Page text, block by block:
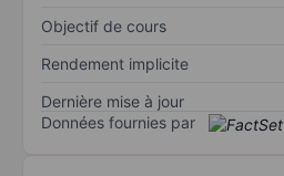
Objectif de cours
Rendement implicite
Dernière mise à jour
Données fournies par